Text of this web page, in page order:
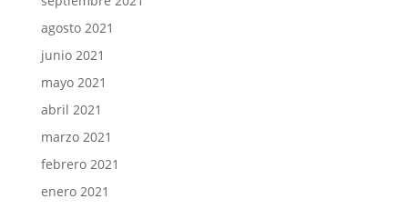
agosto 2021
junio 2021
mayo 2021
abril 2021
marzo 2021
febrero 2021
enero 2021